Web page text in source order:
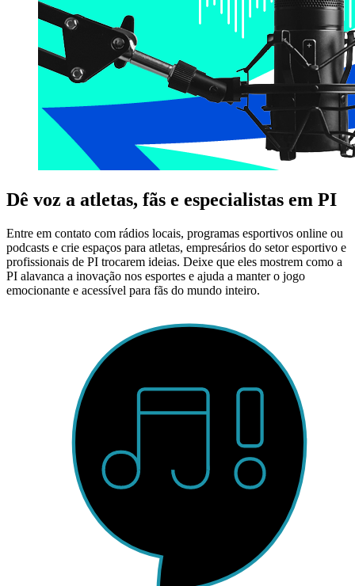
Dê voz a atletas, fãs e especialistas em PI
Entre em contato com rádios locais, programas esportivos online ou
podcasts e crie espaços para atletas, empresários do setor esportivo e
profissionais de PI trocarem ideias. Deixe que eles mostrem como a
PI alavanca a inovação nos esportes e ajuda a manter o jogo
emocionante e acessível para fãs do mundo inteiro.